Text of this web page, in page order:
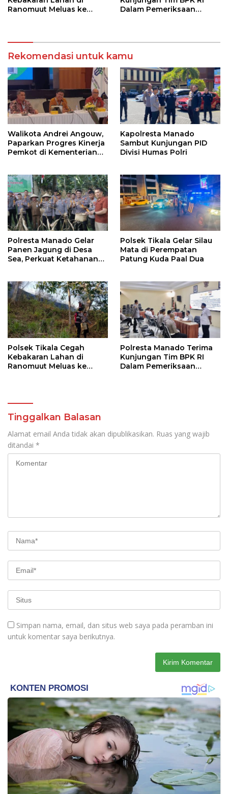
Ranomuut Meluas ke
Dalam Pemeriksaan
Laporan Kamtibmas
Rekomendasi untuk kamu
Walikota Andrei Angouw,
Paparkan Progres Kinerja
Pemkot di Kementerian
Kapolresta Manado
Sambut Kunjungan PID
Divisi Humas Polri
Polresta Manado Gelar
Panen Jagung di Desa
Sea, Perkuat Ketahanan
Polsek Tikala Gelar Silau
Mata di Perempatan
Patung Kuda Paal Dua
Polsek Tikala Cegah
Kebakaran Lahan di
Ranomuut Meluas ke
Polresta Manado Terima
Kunjungan Tim BPK RI
Dalam Pemeriksaan
Tinggalkan Balasan
Alamat email Anda tidak akan dipublikasikan. Ruas yang wajib
ditandai *
Simpan nama, email, dan situs web saya pada peramban ini
untuk komentar saya berikutnya.